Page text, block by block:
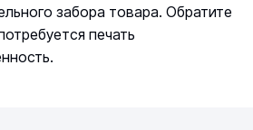
забора товара. Обратите
печать